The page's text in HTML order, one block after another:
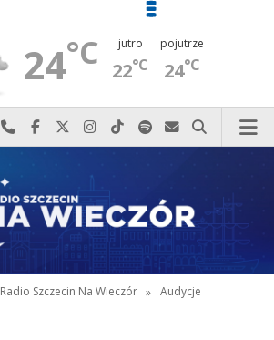
24°C jutro
22°C
pojutrze
24°C
Najlepiej po prostu do nas zadzwoń
Odwiedź nas na Facebook-u
Odwiedź nas na X
Odwiedź nas na Instagram-ie
Odwiedź nas na TikTok-u
Szukaj nas na Spotify
Wyślij do nas
Szukaj
Radio Szczecin Na Wieczór » Audycje